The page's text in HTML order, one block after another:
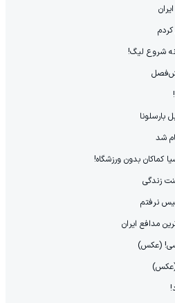
کردم
شروع لیگ!
بارسلونا
شد
کماکان بدون ورزشگاه!
زندگی
نرفتم
مدافع ایران
(عکس)
(عکس)